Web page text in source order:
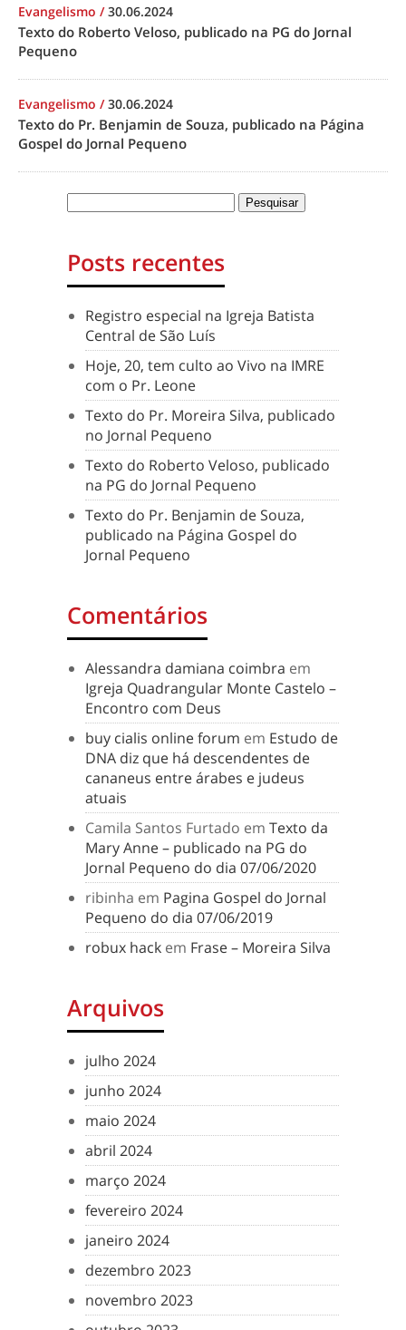
Evangelismo /30.06.2024
Texto do Roberto Veloso, publicado na PG do Jornal
Pequeno
Evangelismo /30.06.2024
Texto do Pr. Benjamin de Souza, publicado na Página
Gospel do Jornal Pequeno
Posts recentes
Registro especial na Igreja Batista
Central de São Luís
Hoje, 20, tem culto ao Vivo na IMRE
com o Pr. Leone
Texto do Pr. Moreira Silva, publicado
no Jornal Pequeno
Texto do Roberto Veloso, publicado
na PG do Jornal Pequeno
Texto do Pr. Benjamin de Souza,
publicado na Página Gospel do
Jornal Pequeno
Comentários
Alessandra damiana coimbra em
Igreja Quadrangular Monte Castelo –
Encontro com Deus
buy cialis online forum em Estudo de
DNA diz que há descendentes de
cananeus entre árabes e judeus
atuais
Camila Santos Furtado em Texto da
Mary Anne – publicado na PG do
Jornal Pequeno do dia 07/06/2020
ribinha em Pagina Gospel do Jornal
Pequeno do dia 07/06/2019
robux hack em Frase – Moreira Silva
Arquivos
julho 2024
junho 2024
maio 2024
abril 2024
março 2024
fevereiro 2024
janeiro 2024
dezembro 2023
novembro 2023